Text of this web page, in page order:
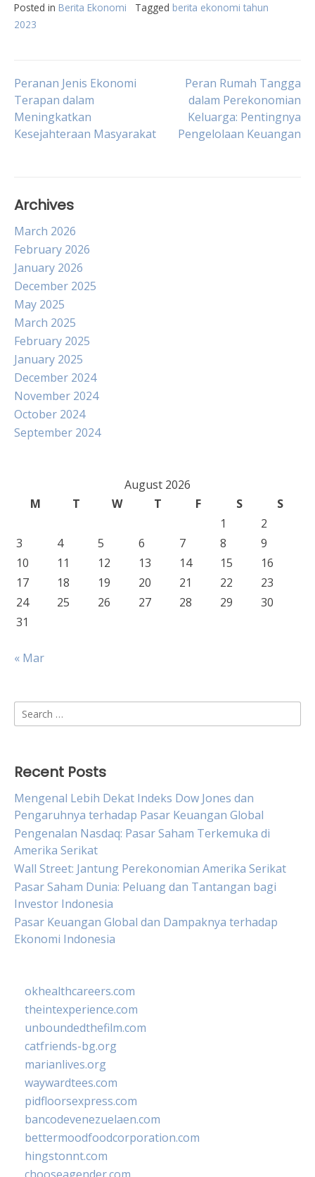
Posted in Berita Ekonomi Tagged berita ekonomi tahun
2023
Post
navigation
Peranan Jenis Ekonomi
Terapan dalam
Meningkatkan
Kesejahteraan Masyarakat
Peran Rumah Tangga
dalam Perekonomian
Keluarga: Pentingnya
Pengelolaan Keuangan
Archives
March 2026
February 2026
January 2026
December 2025
May 2025
March 2025
February 2025
January 2025
December 2024
November 2024
October 2024
September 2024
August 2026
M
T W T F S
S
1
2
3
4 5 6 7 8
9
10
11 12 13 14 15
16
17
18 19 20 21 22
23
24
25 26 27 28 29
30
31
« Mar
Search
for:
Recent Posts
Mengenal Lebih Dekat Indeks Dow Jones dan
Pengaruhnya terhadap Pasar Keuangan Global
Pengenalan Nasdaq: Pasar Saham Terkemuka di
Amerika Serikat
Wall Street: Jantung Perekonomian Amerika Serikat
Pasar Saham Dunia: Peluang dan Tantangan bagi
Investor Indonesia
Pasar Keuangan Global dan Dampaknya terhadap
Ekonomi Indonesia
okhealthcareers.com
theintexperience.com
unboundedthefilm.com
catfriends-bg.org
marianlives.org
waywardtees.com
pidfloorsexpress.com
bancodevenezuelaen.com
bettermoodfoodcorporation.com
hingstonnt.com